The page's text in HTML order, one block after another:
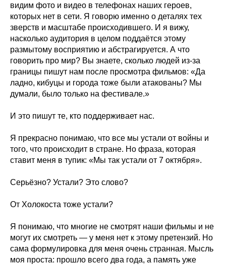
видим фото и видео в телефонах наших героев,
которых нет в сети. Я говорю именно о деталях тех
зверств и масштабе происходившего. И я вижу,
насколько аудитория в целом поддаётся этому
размытому восприятию и абстрагируется. А что
говорить про мир? Вы знаете, сколько людей из-за
границы пишут нам после просмотра фильмов: «Да
ладно, кибуцы и города тоже были атакованы? Мы
думали, было только на фестивале.»
И это пишут те, кто поддерживает нас.
Я прекрасно понимаю, что все мы устали от войны и
того, что происходит в стране. Но фраза, которая
ставит меня в тупик: «Мы так устали от 7 октября».
Серьёзно? Устали? Это слово?
От Холокоста тоже устали?
Я понимаю, что многие не смотрят наши фильмы и не
могут их смотреть — у меня нет к этому претензий. Но
сама формулировка для меня очень странная. Мысль
моя проста: прошло всего два года, а память уже